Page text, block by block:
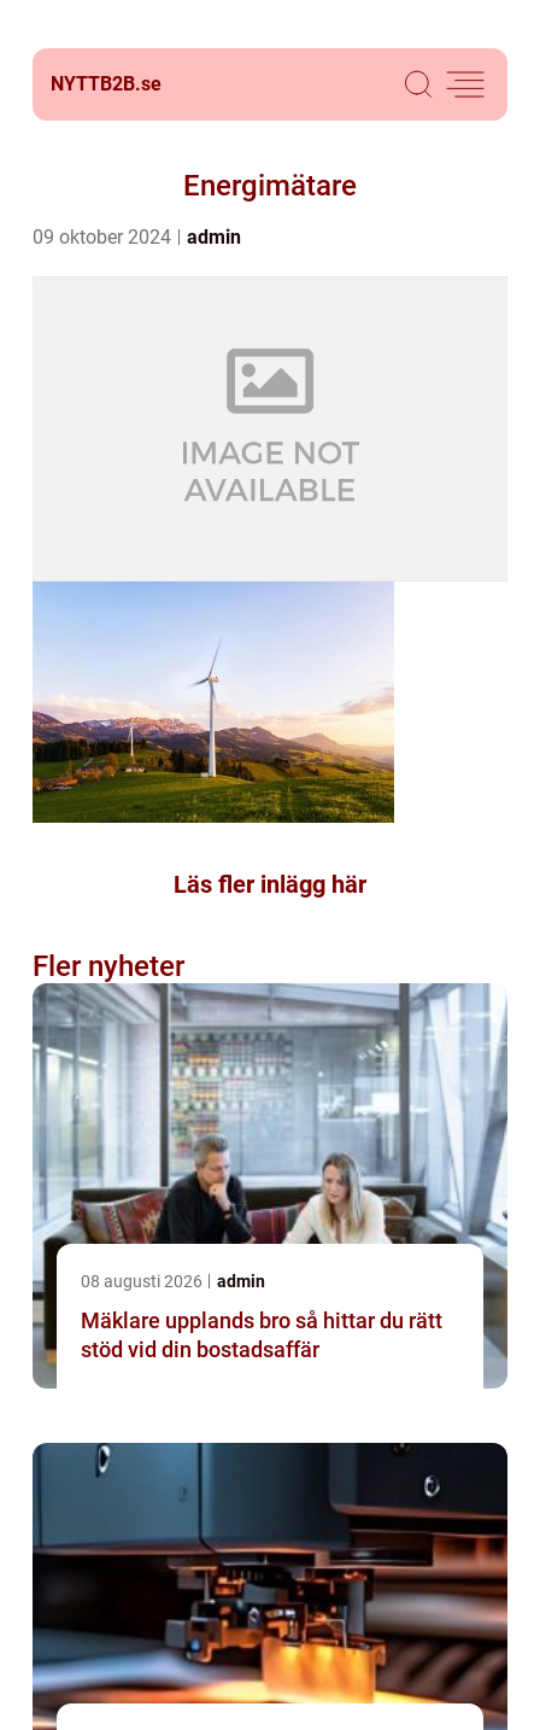
NYTTB2B.se
Energimätare
09 oktober 2024 admin
Läs fler inlägg här
Fler nyheter
08 augusti 2026 admin
Mäklare upplands bro så hittar du rätt
stöd vid din bostadsaffär